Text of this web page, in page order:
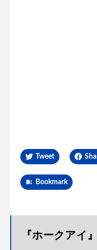
Tweet
Bookmark
『ホークアイ